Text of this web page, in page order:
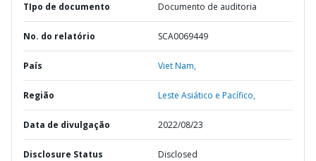
TIpo de documento Documento de auditoria
No. do relatório SCA0069449
País Viet Nam,
Região Leste Asiático e Pacífico,
Data de divulgação 2022/08/23
Disclosure Status Disclosed